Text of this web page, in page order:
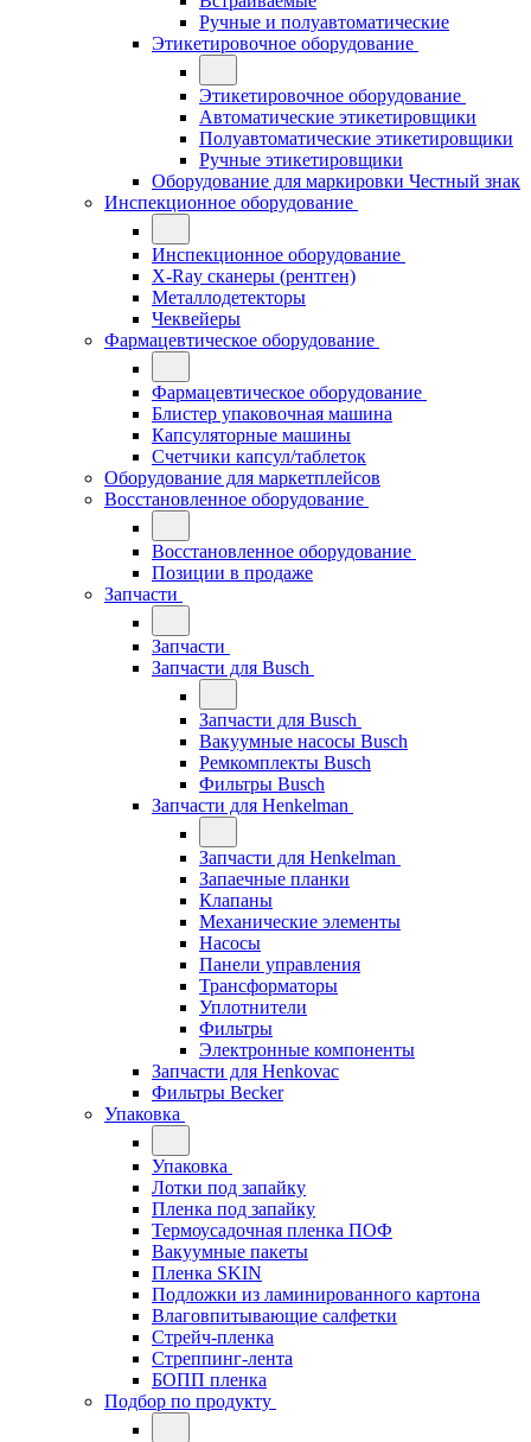
Ручные и полуавтоматические
Этикетировочное оборудование
Этикетировочное оборудование
Автоматические этикетировщики
Полуавтоматические этикетировщики
Ручные этикетировщики
Оборудование для маркировки Честный знак
Инспекционное оборудование
Инспекционное оборудование
X-Ray сканеры (рентген)
Металлодетекторы
Чеквейеры
Фармацевтическое оборудование
Фармацевтическое оборудование
Блистер упаковочная машина
Капсуляторные машины
Счетчики капсул/таблеток
Оборудование для маркетплейсов
Восстановленное оборудование
Восстановленное оборудование
Позиции в продаже
Запчасти
Запчасти
Запчасти для Busch
Запчасти для Busch
Вакуумные насосы Busch
Ремкомплекты Busch
Фильтры Busch
Запчасти для Henkelman
Запчасти для Henkelman
Запаечные планки
Клапаны
Механические элементы
Насосы
Панели управления
Трансформаторы
Уплотнители
Фильтры
Электронные компоненты
Запчасти для Henkovac
Фильтры Becker
Упаковка
Упаковка
Лотки под запайку
Пленка под запайку
Термоусадочная пленка ПОФ
Вакуумные пакеты
Пленка SKIN
Подложки из ламинированного картона
Влаговпитывающие салфетки
Стрейч-пленка
Стреппинг-лента
БОПП пленка
Подбор по продукту